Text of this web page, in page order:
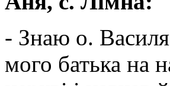
- Знаю о.
мого батька на